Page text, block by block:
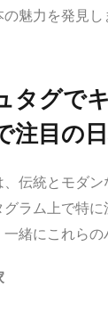
魅力を発見し
タグで
注目の
、伝統とモダ
ラム上で特
一緒にこれら